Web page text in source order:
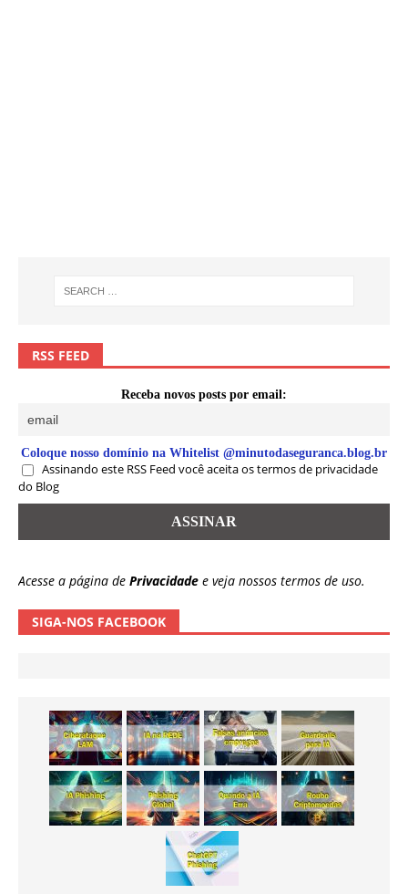
RSS FEED
Receba novos posts por email:
Coloque nosso domínio na Whitelist @minutodaseguranca.blog.br
Assinando este RSS Feed você aceita os termos de privacidade
do Blog
Acesse a página de Privacidade e veja nossos termos de uso.
SIGA-NOS FACEBOOK